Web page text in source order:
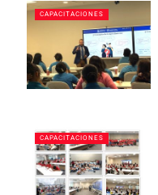
CAPACITACIONES
CAPACITACIONES